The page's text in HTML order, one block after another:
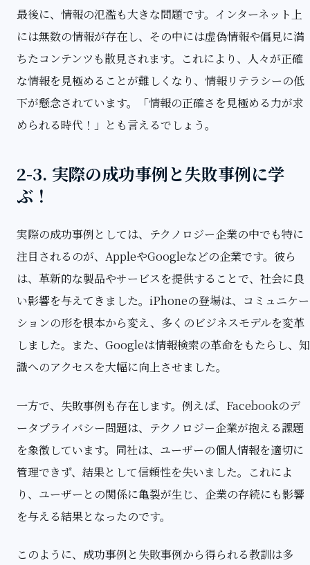
最後に、情報の氾濫も大きな問題です。インターネット上
には無数の情報が存在し、その中には虚偽情報や偏見に満
ちたコンテンツも散見されます。これにより、人々が正確
な情報を見極めることが難しくなり、情報リテラシーの低
下が懸念されています。「情報の正確さを見極める力が求
められる時代！」とも言えるでしょう。
2-3. 実際の成功事例と失敗事例に学
ぶ！
実際の成功事例としては、テクノロジー企業の中でも特に
注目されるのが、AppleやGoogleなどの企業です。彼ら
は、革新的な製品やサービスを提供することで、社会に良
い影響を与えてきました。iPhoneの登場は、コミュニケー
ションの形を根本から変え、多くのビジネスモデルを変革
しました。また、Googleは情報検索の革命をもたらし、知
識へのアクセスを大幅に向上させました。
一方で、失敗事例も存在します。例えば、Facebookのデ
ータプライバシー問題は、テクノロジー企業が抱える課題
を象徴しています。同社は、ユーザーの個人情報を適切に
管理できず、結果として信頼性を失いました。これによ
り、ユーザーとの関係に亀裂が生じ、企業の存続にも影響
を与える結果となったのです。
このように、成功事例と失敗事例から得られる教訓は多